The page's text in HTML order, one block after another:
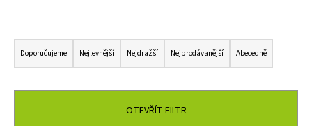
Ř
a
z
e
Doporučujeme Nejlevnější Nejdražší Nejprodávanější Abecedně
OTEVŘÍT FILTR
D
o
p
o
r